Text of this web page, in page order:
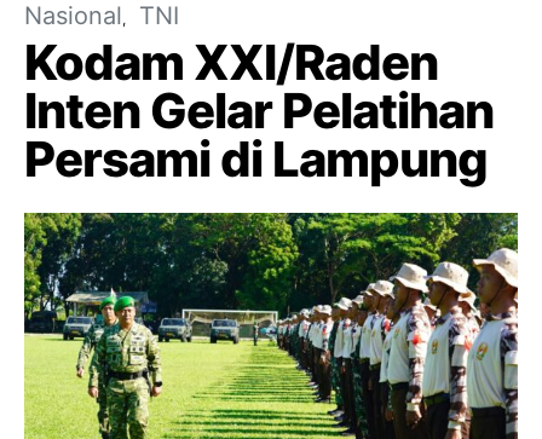
Nasional TNI
Kodam XXI/Raden
Inten Gelar Pelatihan
Persami di Lampung